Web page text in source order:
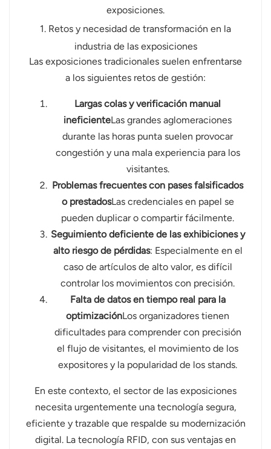
แบบไทย
Tiếng Việt
norsk
magyar
exposiciones.
1. Retos y necesidad de transformación en la
industria de las exposiciones
Las exposiciones tradicionales suelen enfrentarse
a los siguientes retos de gestión:
Largas colas y verificación manual
ineficienteLas grandes aglomeraciones
durante las horas punta suelen provocar
congestión y una mala experiencia para los
visitantes.
Problemas frecuentes con pases falsificados
o prestadosLas credenciales en papel se
pueden duplicar o compartir fácilmente.
Seguimiento deficiente de las exhibiciones y
alto riesgo de pérdidas: Especialmente en el
caso de artículos de alto valor, es difícil
controlar los movimientos con precisión.
Falta de datos en tiempo real para la
optimizaciónLos organizadores tienen
dificultades para comprender con precisión
el flujo de visitantes, el movimiento de los
expositores y la popularidad de los stands.
En este contexto, el sector de las exposiciones
necesita urgentemente una tecnología segura,
eficiente y trazable que respalde su modernización
digital. La tecnología RFID, con sus ventajas en